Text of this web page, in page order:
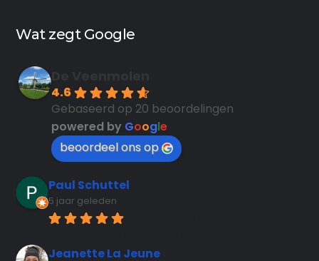
Wat zegt Google
4.6
Gebaseerd op 20 beoordelingen
powered by Google
beoordeel ons op
Paul Schuttel
5 jaar geleden
Jeanette La Jeune